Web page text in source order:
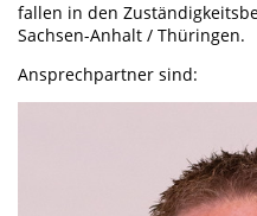
fallen in den
Sachsen-Anhalt / Thüringen.
Ansprechpartner sind: